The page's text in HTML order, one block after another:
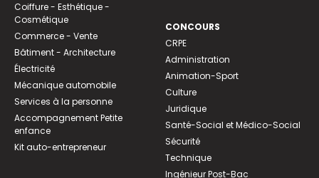
Coiffure - Esthétique -
Cosmétique
Commerce - Vente
Bâtiment - Architecture
Électricité
Mécanique automobile
Services à la personne
Accompagnement Petite
enfance
Kit auto-entrepreneur
CONCOURS
CRPE
Administration
Animation-Sport
Culture
Juridique
Santé-Social et Médico-Social
Sécurité
Technique
Ingénieur Post-Bac